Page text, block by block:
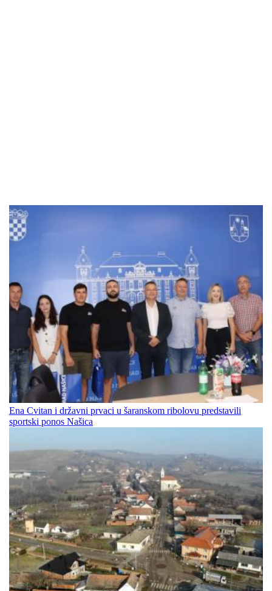
Ena Cvitan i državni prvaci u šaranskom ribolovu predstavili
sportski ponos Našica